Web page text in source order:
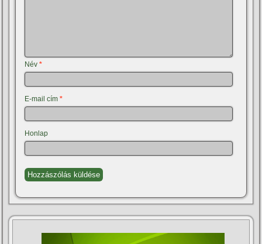
Név*
E-mail cím*
Honlap